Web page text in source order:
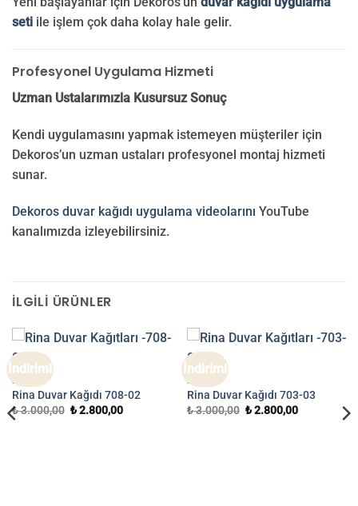
seti ile işlem çok daha kolay hale gelir.
Profesyonel Uygulama Hizmeti
Uzman Ustalarımızla Kusursuz Sonuç
Kendi uygulamasını yapmak istemeyen müşteriler için
Dekoros’un uzman ustaları profesyonel montaj hizmeti
sunar.
Dekoros duvar kağıdı uygulama videolarını YouTube
kanalımızda izleyebilirsiniz.
İLGILI ÜRÜNLER
İndirim!
RINA
Rina Duvar Kağıdı 708-02
₺3.000,00 Orijinal
₺2.800,00Şu
İndirim!
RINA
Rina Duvar Kağıdı 703-03
₺3.000,00 Orijinal
₺2.800,00Şu